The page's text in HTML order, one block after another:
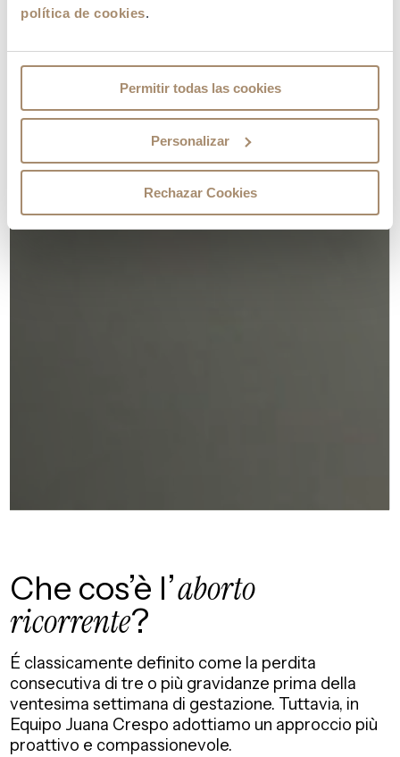
política de cookies.
Permitir todas las cookies
Personalizar
Rechazar Cookies
Che cos’è l’aborto
ricorrente?
É classicamente definito come la perdita
consecutiva di tre o più gravidanze prima della
ventesima settimana di gestazione. Tuttavia, in
Equipo Juana Crespo adottiamo un approccio più
proattivo e compassionevole.